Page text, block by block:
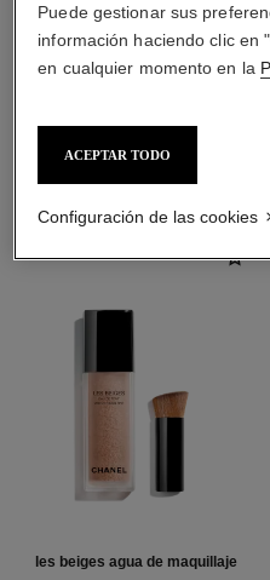
LA
les beiges agua de maquillaje
Puede gestionar sus
información haciendo clic en
en cualquier momento en la
ACEPTAR TODO
Configuración de las cookies